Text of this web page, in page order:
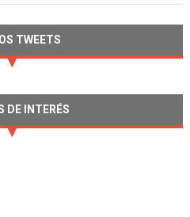
TWEETS
DE INTERÉS